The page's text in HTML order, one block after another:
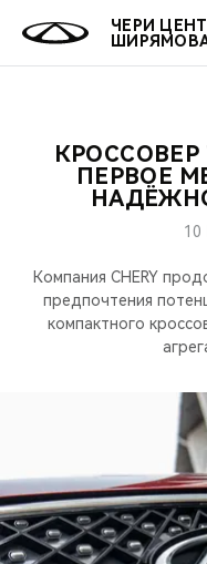
ЧЕРИ
КРЕДИТ И СТРАХОВАНИЕ
ЗАПЧАСТИ И
ПОДДЕРЖКА
О БРЕНДЕ
CHERY В СОЦСЕТЯХ
БЛАГОТВОРИТЕЛЬНОСТЬ
CHERY REMOTE
CHERY И СПОРТ
КРЕДИТ
О
МЫ В СОЦСЕТЯХ
КРОССОВЕР
ПЕРВОЕ
10
Компания CHERY
предпочтения
компактного